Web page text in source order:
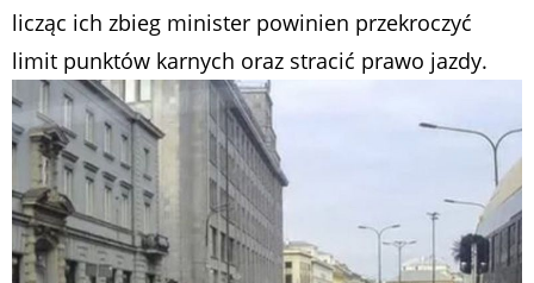
licząc ich zbieg minister powinien przekroczyć
limit punktów karnych oraz stracić prawo jazdy.